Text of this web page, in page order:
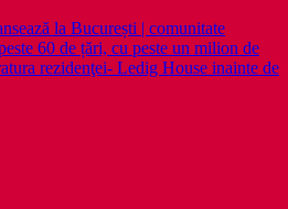
la București | comunitate
60 de țări, cu peste un milion de
rezidenţei- Ledig House inainte de